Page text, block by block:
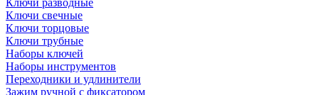
Ключи разводные
Ключи свечные
Ключи торцовые
Ключи трубные
Наборы ключей
Наборы инструментов
Переходники и удлинители
Зажим ручной с фиксатором